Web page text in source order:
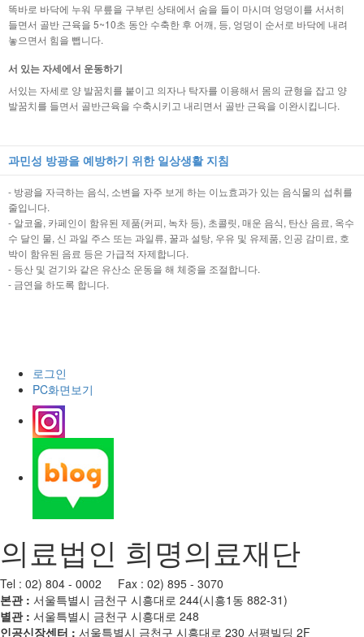
똑바로 바닥에 누워 무릎을 구부린 상태에서 숨을 들이 마시며 엉덩이를 서서히
들면서 골반 근육을 5~10초 동안 수축한 후 어깨, 등, 엉덩이 순서로 바닥에 내려
놓으면서 힘을 뺍니다.
서 있는 자세에서 운동하기
서있는 자세로 양 발꿈치를 붙이고 의자나 탁자를 이용해서 몸의 균형을 잡고 양
발꿈치를 들면서 골반근육을 수축시키고 내리면서 골반 근육을 이완시킵니다.
과민성 방광을 예방하기 위한 일상생활 지침
- 방광을 자극하는 음식, 소변을 자주 보게 하는 이뇨효과가 있는 음식물의 섭취를
줄입니다.
- 알코올, 카페인이 함유된 제품(커피, 녹차 등), 초콜릿, 매운 음식, 탄산 음료, 옥수
수 달인 물, 신 과일 주스 또는 과일류, 꿀과 설탕, 우유 및 유제품, 인공 감미료, 호
박이 함유된 음료 등은 가급적 자제합니다.
- 등산 및 걷기와 같은 유산소 운동을 해 체중을 조절합니다.
- 금연을 하도록 합니다.
로그인
PC화면보기
의료법인 희명의료재단
Tel : 02) 804 - 0002 Fax : 02) 895 - 3070
본관 : 서울특별시 금천구 시흥대로 244(시흥1동 882-31)
별관 : 서울특별시 금천구 시흥대로 248
인공신장센터 : 서울특별시 금천구 시흥대로 230 서평빌딩 2F